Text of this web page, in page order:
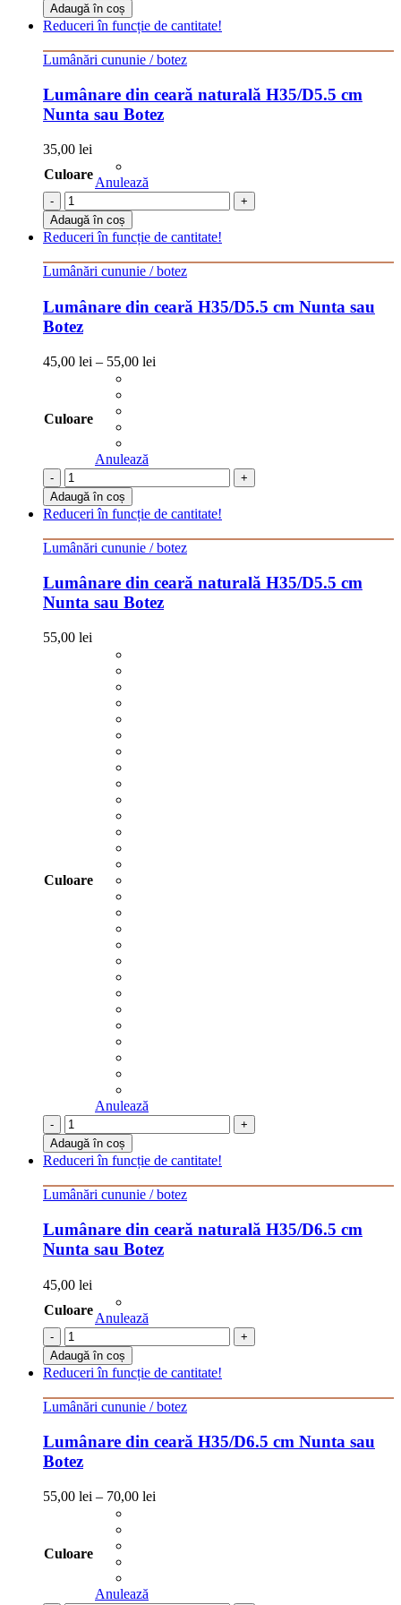
Adaugă în coș
Reduceri în funcție de cantitate!
Lumânări cununie / botez
Lumânare din ceară naturală H35/D5.5 cm
Nunta sau Botez
35,00 lei
Culoare
Anulează
-
+
Adaugă în coș
Reduceri în funcție de cantitate!
Lumânări cununie / botez
Lumânare din ceară H35/D5.5 cm Nunta sau
Botez
45,00 lei – 55,00 lei
Culoare
Anulează
-
+
Adaugă în coș
Reduceri în funcție de cantitate!
Lumânări cununie / botez
Lumânare din ceară naturală H35/D5.5 cm
Nunta sau Botez
55,00 lei
Culoare
Anulează
-
+
Adaugă în coș
Reduceri în funcție de cantitate!
Lumânări cununie / botez
Lumânare din ceară naturală H35/D6.5 cm
Nunta sau Botez
45,00 lei
Culoare
Anulează
-
+
Adaugă în coș
Reduceri în funcție de cantitate!
Lumânări cununie / botez
Lumânare din ceară H35/D6.5 cm Nunta sau
Botez
55,00 lei – 70,00 lei
Culoare
Anulează